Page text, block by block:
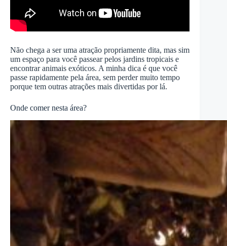
Não chega a ser uma atração propriamente dita, mas sim
um espaço para você passear pelos jardins tropicais e
encontrar animais exóticos. A minha dica é que você
passe rapidamente pela área, sem perder muito tempo
porque tem outras atrações mais divertidas por lá.
Onde comer nesta área?